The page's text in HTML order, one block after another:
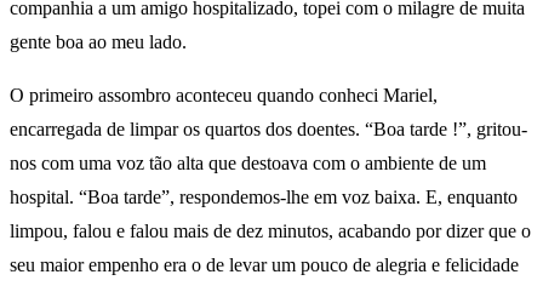
companhia a um amigo hospitalizado, topei com o milagre de muita
gente boa ao meu lado.
O primeiro assombro aconteceu quando conheci Mariel,
encarregada de limpar os quartos dos doentes. “Boa tarde !”, gritou-
nos com uma voz tão alta que destoava com o ambiente de um
hospital. “Boa tarde”, respondemos-lhe em voz baixa. E, enquanto
limpou, falou e falou mais de dez minutos, acabando por dizer que o
seu maior empenho era o de levar um pouco de alegria e felicidade